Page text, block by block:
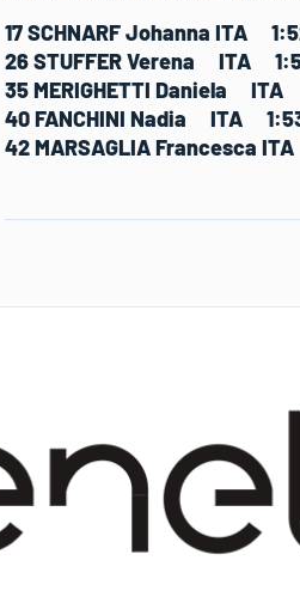
17 SCHNARF Johanna ITA
26 STUFFER Verena ITA
35 MERIGHETTI Daniela
40 FANCHINI Nadia ITA
42 MARSAGLIA Francesca